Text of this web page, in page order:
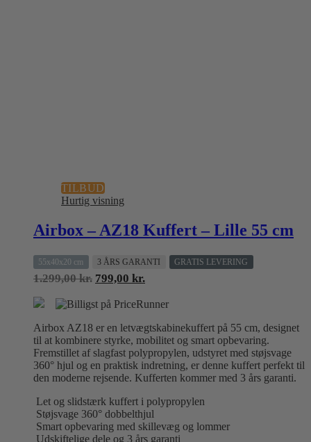
TILBUD
Hurtig visning
Airbox – AZ18 Kuffert – Lille 55 cm
55x40x20 cm 3 ÅRS GARANTI GRATIS LEVERING
1.299,00kr. Den
pris
1.299,00 kr..
799,00 kr.Den
pris
799,00 kr..
Airbox AZ18 er en letvægtskabinekuffert på 55 cm, designet
til at kombinere styrke, mobilitet og smart opbevaring.
Fremstillet af slagfast polypropylen, udstyret med støjsvage
360° hjul og en praktisk indretning, er denne kuffert perfekt til
den moderne rejsende. Kufferten kommer med 3 års garanti.
Let og slidstærk kuffert i polypropylen
Støjsvage 360° dobbelthjul
Smart opbevaring med skillevæg og lommer
Udskiftelige dele og 3 års garanti